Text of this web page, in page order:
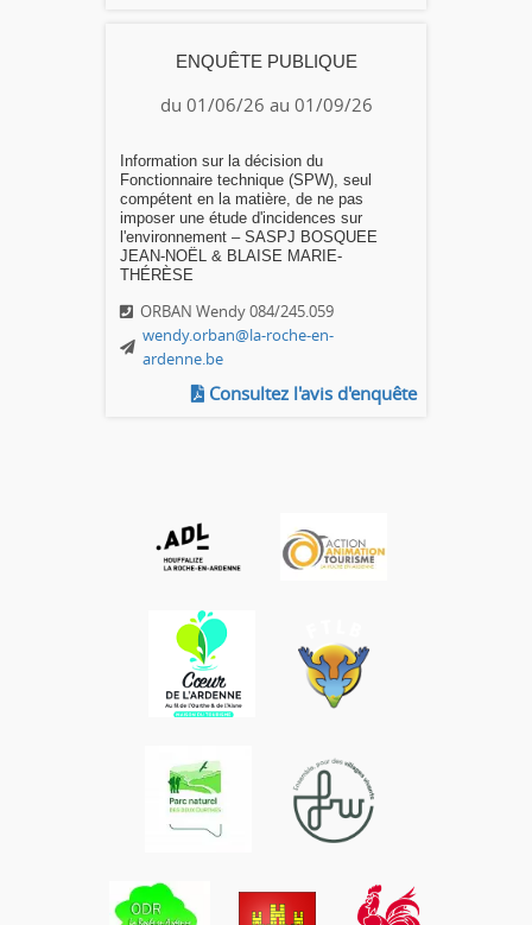
ENQUÊTE PUBLIQUE
du 01/06/26 au 01/09/26
Information sur la décision du
Fonctionnaire technique (SPW), seul
compétent en la matière, de ne pas
imposer une étude d'incidences sur
l'environnement – SASPJ BOSQUEE
JEAN-NOËL & BLAISE MARIE-
THÉRÈSE
ORBAN Wendy 084/245.059
wendy.orban@la-roche-en-
ardenne.be
Consultez l'avis d'enquête